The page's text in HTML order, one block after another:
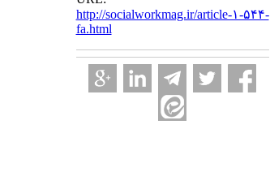
http://socialworkmag.ir/article-۱-۵۴۴-
fa.html